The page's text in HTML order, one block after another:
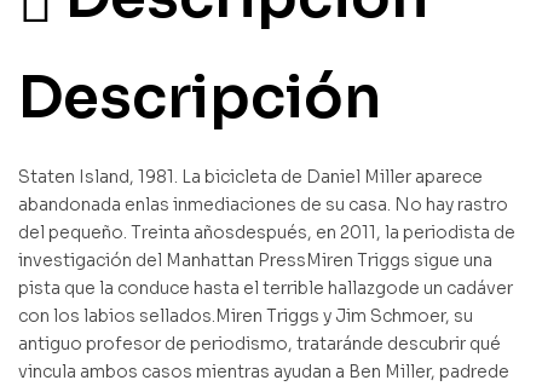
Descripción
Staten Island, 1981. La bicicleta de Daniel Miller aparece
abandonada enlas inmediaciones de su casa. No hay rastro
del pequeño. Treinta añosdespués, en 2011, la periodista de
investigación del Manhattan PressMiren Triggs sigue una
pista que la conduce hasta el terrible hallazgode un cadáver
con los labios sellados.Miren Triggs y Jim Schmoer, su
antiguo profesor de periodismo, trataránde descubrir qué
vincula ambos casos mientras ayudan a Ben Miller, padrede